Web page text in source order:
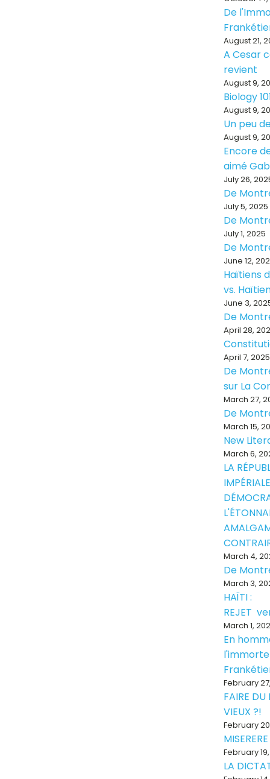
De
August 21,
A Cesar
revient
August 9,
Biology
August 9,
Un peu
August 9,
Encore
aimé
July 26,
De
July 5, 2025
De
July 1, 2025
De
June 12,
Haïtiens
vs.
June 3,
De
April 28,
April 7, 2025
De
sur La
March 27,
De
March 15,
New
March 6,
LA
March 4,
De
March 3,
HAÏTI :
REJET
March 1,
En
February
FAIRE DU
VIEUX ?!
February
February
LA